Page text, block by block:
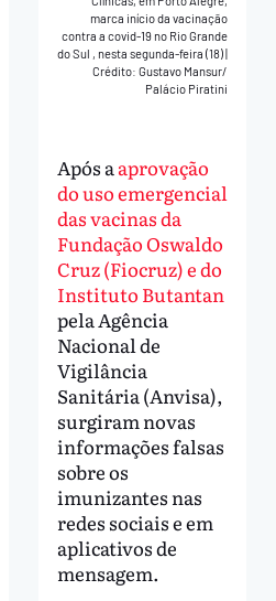
marca início da vacinação
contra a covid-19 no Rio Grande
do Sul , nesta segunda-feira (18)|
Crédito: Gustavo Mansur/
Palácio Piratini
Após a aprovação
do uso emergencial
das vacinas da
Fundação Oswaldo
Cruz (Fiocruz) e do
Instituto Butantan
pela Agência
Nacional de
Vigilância
Sanitária (Anvisa),
surgiram novas
informações falsas
sobre os
imunizantes nas
redes sociais e em
aplicativos de
mensagem.